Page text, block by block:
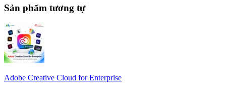
Sản phẩm tương tự
Adobe Creative Cloud for Enterprise